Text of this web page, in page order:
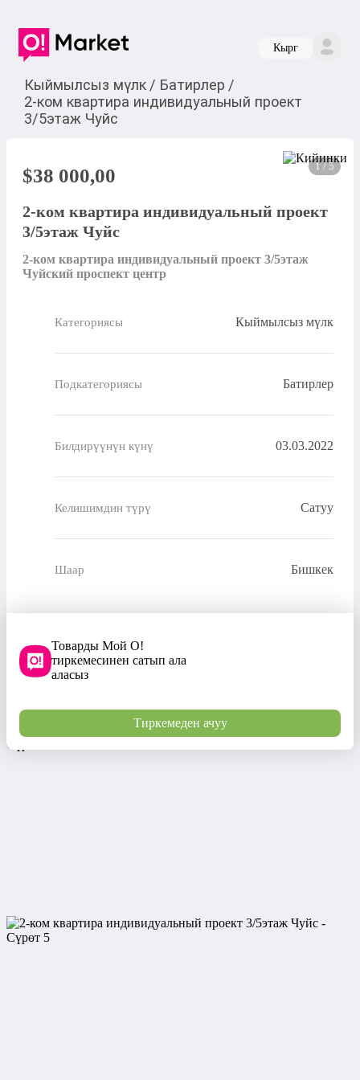
Кырг
Кыймылсыз мүлк / Батирлер /
2-ком квартира индивидуальный проект
3/5этаж Чуйс
1 / 5
$38 000,00
2-ком квартира индивидуальный проект
3/5этаж Чуйс
2-ком квартира индивидуальный проект 3/5этаж
Чуйский проспект центр
Категориясы Кыймылсыз мүлк
Подкатегориясы Батирлер
Билдирүүнүн күнү 03.03.2022
Келишимдин түрү Сатуу
Шаар Бишкек
Товарды Мой О!
тиркемесинен сатып ала
аласыз
Тиркемеден ачуу